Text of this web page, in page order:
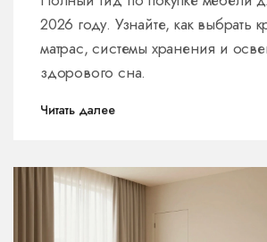
2026 году. Узнайте, как выбрать
матрас, системы хранения и
здорового сна.
Читать далее